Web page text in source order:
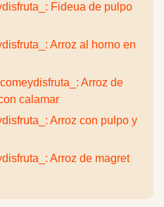
Fideua de pulpo
Arroz al horno en
Arroz de
calamar
Arroz con pulpo y
Arroz de magret